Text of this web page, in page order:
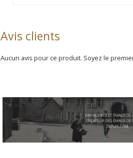
Avis clients
Aucun avis pour ce produit. Soyez le